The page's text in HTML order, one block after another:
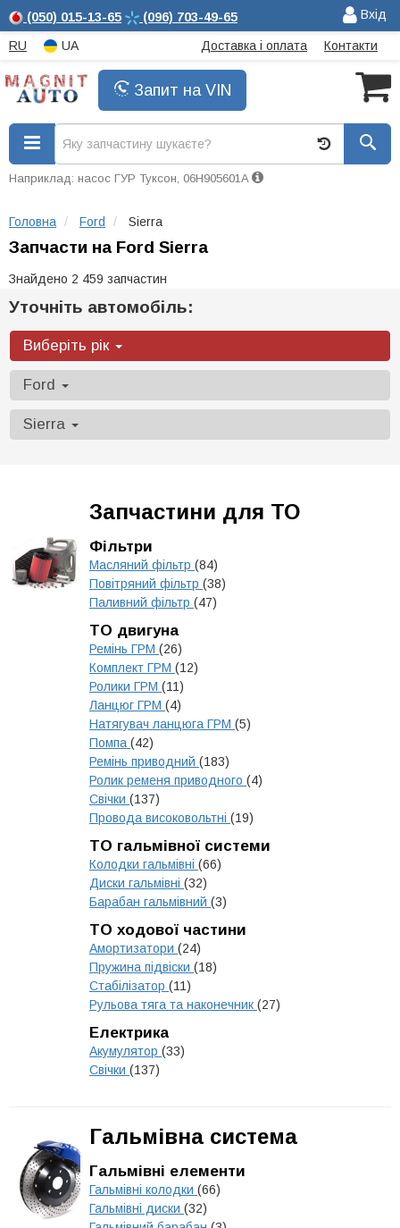
(050) 015-13-65 (096) 703-49-65 Вхід
RU UA Доставка і оплата Контакти
Запит на VIN
Наприклад: насос ГУР Туксон, 06H905601A
Головна Ford Sierra
Запчасти на Ford Sierra
Знайдено 2 459 запчастин
Уточніть автомобіль:
Виберіть рік
Ford
Sierra
Запчастини для ТО
Фільтри
Масляний фільтр (84)
Повітряний фільтр (38)
Паливний фільтр (47)
ТО двигуна
Ремінь ГРМ (26)
Комплект ГРМ (12)
Ролики ГРМ (11)
Ланцюг ГРМ (4)
Натягувач ланцюга ГРМ (5)
Помпа (42)
Ремінь приводний (183)
Ролик ременя приводного (4)
Свічки (137)
Провода високовольтні (19)
ТО гальмівної системи
Колодки гальмівні (66)
Диски гальмівні (32)
Барабан гальмівний (3)
ТО ходової частини
Амортизатори (24)
Пружина підвіски (18)
Стабілізатор (11)
Рульова тяга та наконечник (27)
Електрика
Акумулятор (33)
Свічки (137)
Гальмівна система
Гальмівні елементи
Гальмівні колодки (66)
Гальмівні диски (32)